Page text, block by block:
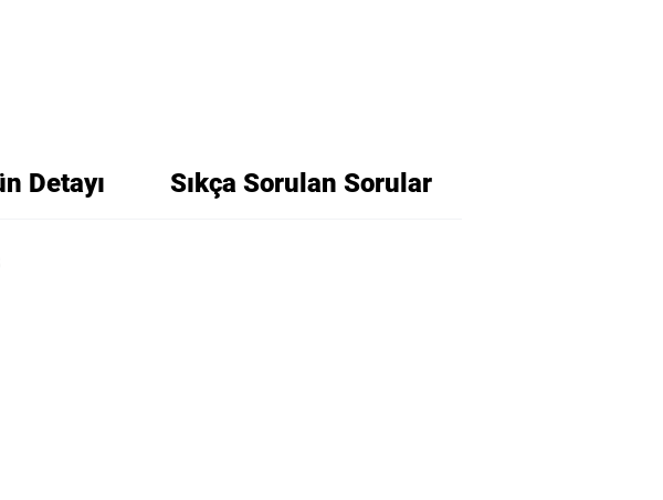
Detayı Sıkça Sorulan Sorular